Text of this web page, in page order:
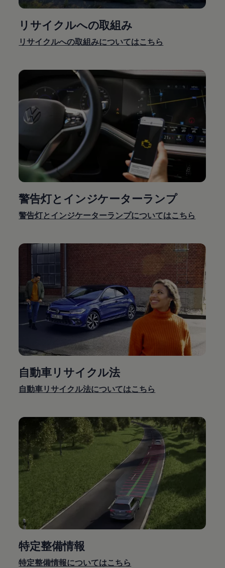
リサイクルへの取組み
リサイクルへの取組みについてはこちら
警告灯とインジケーターランプ
警告灯とインジケーターランプについてはこちら
自動車リサイクル法
自動車リサイクル法についてはこちら
特定整備情報
特定整備情報についてはこちら